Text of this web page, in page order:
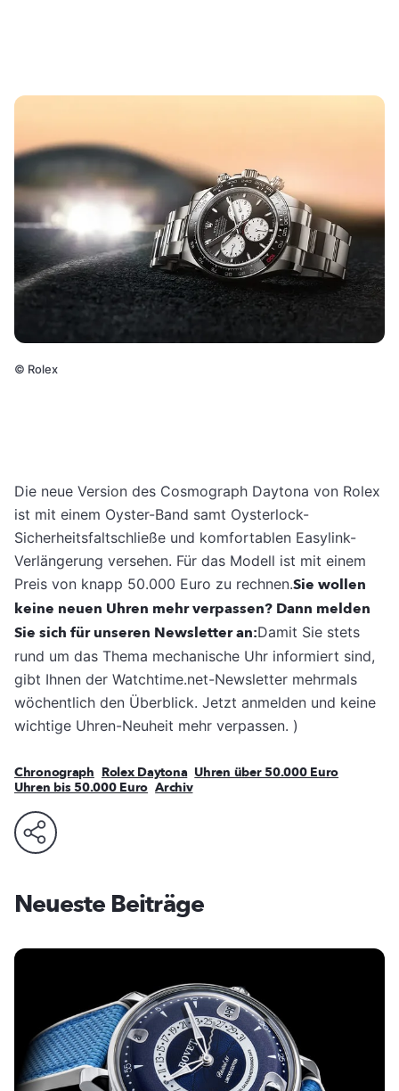
© Rolex
Die neue Version des Cosmograph Daytona von Rolex
ist mit einem Oyster-Band samt Oysterlock-
Sicherheitsfaltschließe und komfortablen Easylink-
Verlängerung versehen. Für das Modell ist mit einem
Preis von knapp 50.000 Euro zu rechnen.Sie wollen
keine neuen Uhren mehr verpassen? Dann melden
Sie sich für unseren Newsletter an:Damit Sie stets
rund um das Thema mechanische Uhr informiert sind,
gibt Ihnen der Watchtime.net-Newsletter mehrmals
wöchentlich den Überblick. Jetzt anmelden und keine
wichtige Uhren-Neuheit mehr verpassen. )
Chronograph Rolex Daytona Uhren über 50.000 Euro
Uhren bis 50.000 Euro Archiv
Neueste Beiträge